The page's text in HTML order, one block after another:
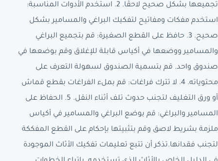
تجميعها بشكل صحيح لاحقًا. 2. استخدم الأدوات المناسبة:
استخدم مفكات ومفاتيح لتفكيك البراغي والمسامير بشكل
صحيح. 3. حافظ على القطع الصغيرة: قم بتجميع البراغي
والمسامير ووضعها في أكياس قابلة للإغلاق وقم بوضعها في
صندوق واحد. قم بتسمية الصندوق لسهولة التعرف على
محتوياته. 4. لا تترك فراغات: قم بملء الفراغات بقطع قماش
أو ورق التغليف لتجنب حدوث تلف أثناء النقل. 5. الحفاظ على
المسامير والبراغي: قم بوضع البراغي والمسامير في أكياس
ملزمة بشريط لاصق وقم بتثبيتها بإحكام على القطع المفككة
لتجنب فقدانها.تذكر أن تتبع تعليمات تفكيك الأثاث الموجودة